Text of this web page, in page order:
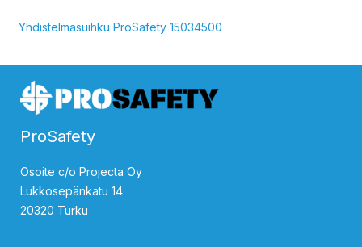
Yhdistelmäsuihku ProSafety 15034500
ProSafety
Osoite c/o Projecta Oy
Lukkosepänkatu 14
20320 Turku